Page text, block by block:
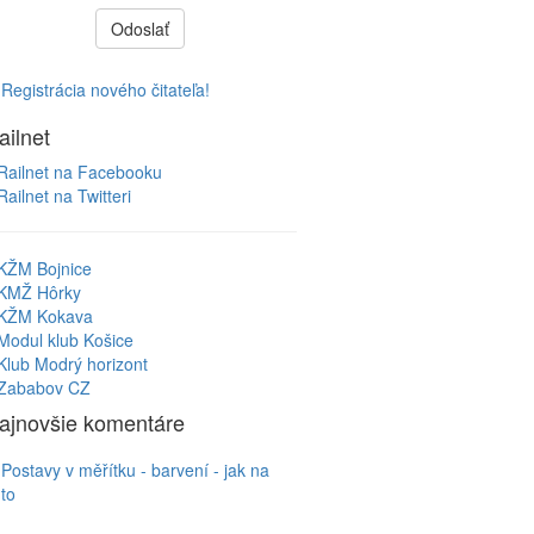
Odoslať
Registrácia nového čitateľa!
na Facebooku
na Twitteri
Bojnice
Hôrky
Kokava
klub Košice
Modrý horizont
CZ
komentáre
Postavy v měřítku - barvení - jak na
to